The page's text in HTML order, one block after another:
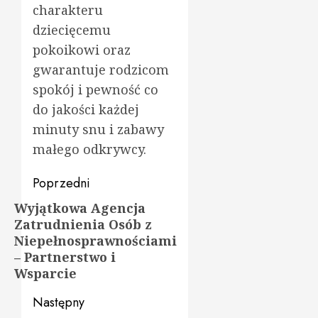
charakteru
dziecięcemu
pokoikowi oraz
gwarantuje rodzicom
spokój i pewność co
do jakości każdej
minuty snu i zabawy
małego odkrywcy.
Zobacz
wpisy
Poprzedni
Poprzedni
wpis:
Wyjątkowa Agencja
Zatrudnienia Osób z
Niepełnosprawnościami
– Partnerstwo i
Wsparcie
Następny